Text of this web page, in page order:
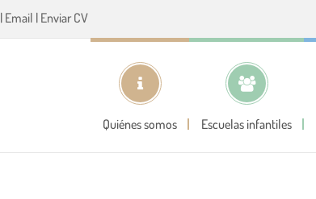
| Email | Enviar CV
Quiénes somos Escuelas infantiles